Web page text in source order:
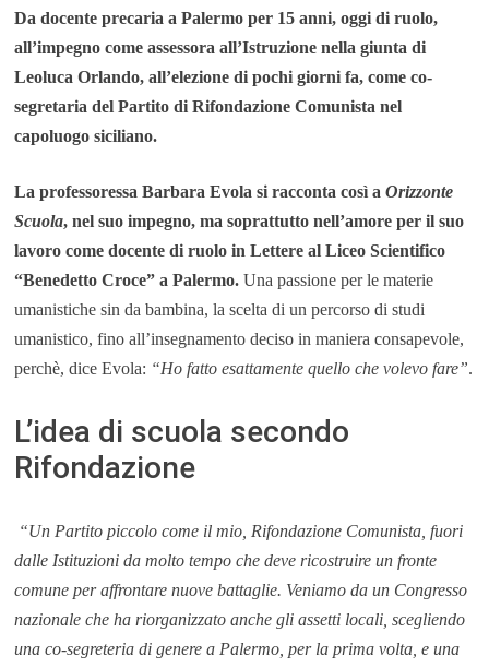
Da docente precaria a Palermo per 15 anni, oggi di ruolo,
all’impegno come assessora all’Istruzione nella giunta di
Leoluca Orlando, all’elezione di pochi giorni fa, come co-
segretaria del Partito di Rifondazione Comunista nel
capoluogo siciliano.
La professoressa Barbara Evola si racconta così a Orizzonte
Scuola, nel suo impegno, ma soprattutto nell’amore per il suo
lavoro come docente di ruolo in Lettere al Liceo Scientifico
“Benedetto Croce” a Palermo.Una passione per le materie
umanistiche sin da bambina, la scelta di un percorso di studi
umanistico, fino all’insegnamento deciso in maniera consapevole,
perchè, dice Evola: “Ho fatto esattamente quello che volevo fare”.
L’idea di scuola secondo
Rifondazione
“Un Partito piccolo come il mio, Rifondazione Comunista, fuori
dalle Istituzioni da molto tempo che deve ricostruire un fronte
comune per affrontare nuove battaglie. Veniamo da un Congresso
nazionale che ha riorganizzato anche gli assetti locali, scegliendo
una co-segreteria di genere a Palermo, per la prima volta, e una